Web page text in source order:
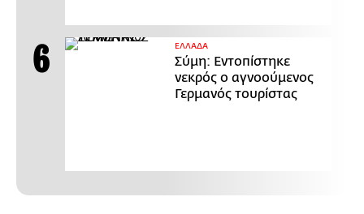
ΕΛΛΑΔΑ
Σύμη: Εντοπίστηκε
νεκρός ο αγνοούμενος
Γερμανός τουρίστας